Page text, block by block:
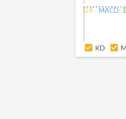
DIF: MACD:
KD